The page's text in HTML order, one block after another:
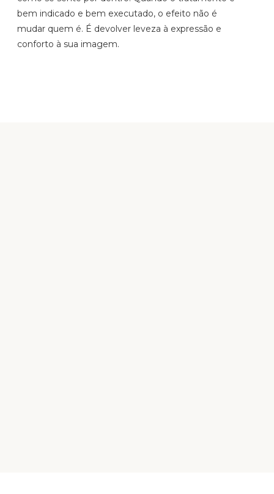
bem indicado e bem executado, o efeito não é
mudar quem é. É devolver leveza à expressão e
conforto à sua imagem.